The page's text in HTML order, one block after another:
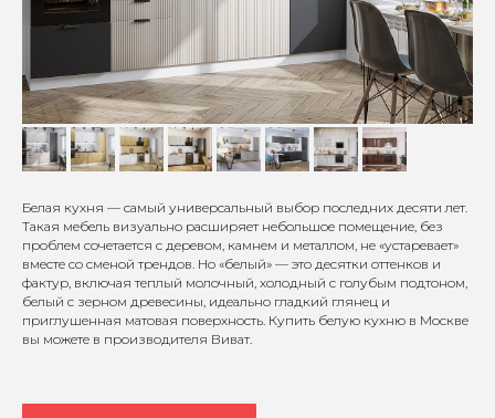
Белая кухня — самый универсальный выбор последних десяти лет.
Такая мебель визуально расширяет небольшое помещение, без
проблем сочетается с деревом, камнем и металлом, не «устаревает»
вместе со сменой трендов. Но «белый» — это десятки оттенков и
фактур, включая теплый молочный, холодный с голубым подтоном,
белый с зерном древесины, идеально гладкий глянец и
приглушенная матовая поверхность. Купить белую кухню в Москве
вы можете в производителя Виват.